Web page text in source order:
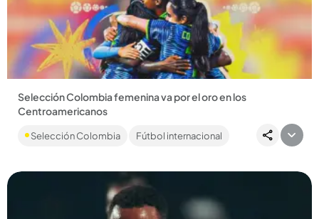
Selección Colombia femenina va por el oro en los
Centroamericanos
noche....
Selección Colombia Fútbol internacional